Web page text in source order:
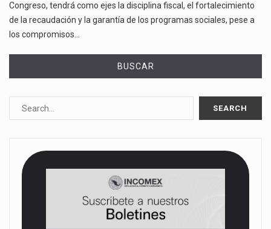
Congreso, tendrá como ejes la disciplina fiscal, el fortalecimiento
de la recaudación y la garantía de los programas sociales, pese a
los compromisos…
BUSCAR